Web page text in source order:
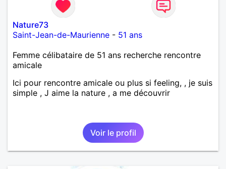
Nature73
Saint-Jean-de-Maurienne - 51 ans
Femme célibataire de 51 ans recherche rencontre
amicale
Ici pour rencontre amicale ou plus si feeling, , je suis
simple , J aime la nature , a me découvrir
Voir le profil